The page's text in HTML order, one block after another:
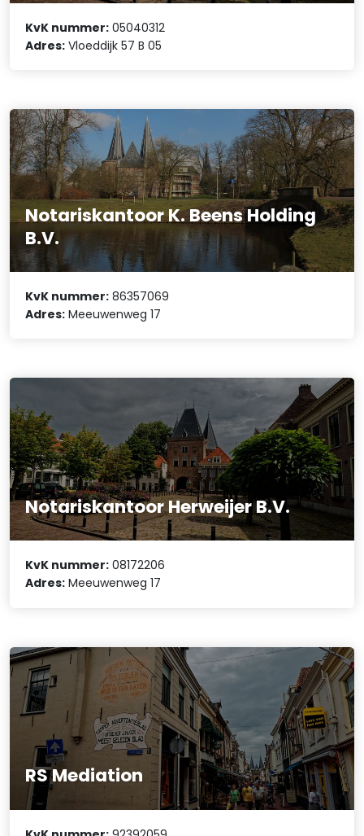
KvK nummer: 05040312
Adres: Vloeddijk 57 B 05
Notariskantoor K. Beens Holding
B.V.
KvK nummer: 86357069
Adres: Meeuwenweg 17
Notariskantoor Herweijer B.V.
KvK nummer: 08172206
Adres: Meeuwenweg 17
RS Mediation